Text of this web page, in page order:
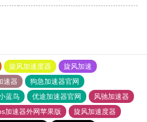
旋风加速度器
旋风加速
速器
狗急加速器官网
蓝鸟 优途加速器官网
风驰加速器
加速器外网苹果版
旋风加速度器